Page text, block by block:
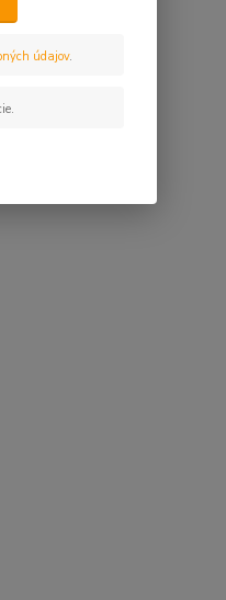
údajov.